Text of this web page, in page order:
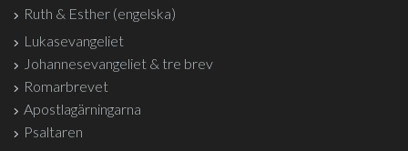
Ruth & Esther (engelska)
Lukasevangeliet
Johannesevangeliet & tre brev
Romarbrevet
Apostlagärningarna
Psaltaren